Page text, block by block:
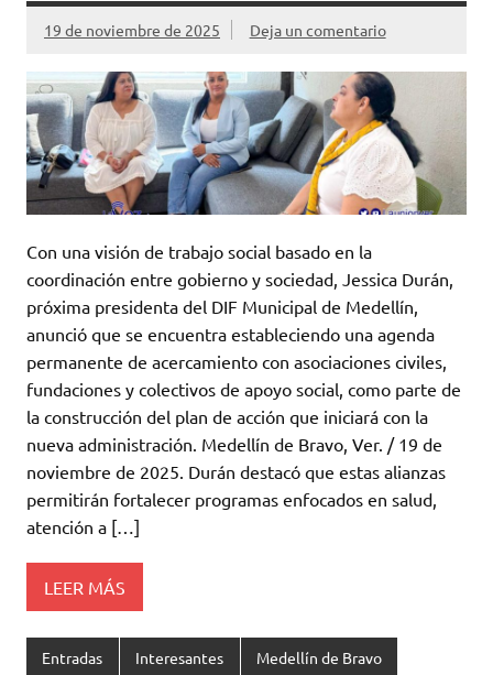
19 de noviembre de 2025 Deja un comentario
Con una visión de trabajo social basado en la
coordinación entre gobierno y sociedad, Jessica Durán,
próxima presidenta del DIF Municipal de Medellín,
anunció que se encuentra estableciendo una agenda
permanente de acercamiento con asociaciones civiles,
fundaciones y colectivos de apoyo social, como parte de
la construcción del plan de acción que iniciará con la
nueva administración. Medellín de Bravo, Ver. / 19 de
noviembre de 2025. Durán destacó que estas alianzas
permitirán fortalecer programas enfocados en salud,
atención a […]
LEER MÁS
Entradas Interesantes Medellín de Bravo